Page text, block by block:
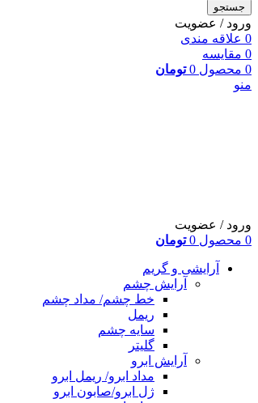
جستجو
ورود / عضویت
0 علاقه مندی
0 مقایسه
0 محصول 0 تومان
منو
ورود / عضویت
0 محصول 0 تومان
آرایشی و گریم
آرایش چشم
خط چشم/ مداد چشم
ریمل
سایه چشم
گلیتر
آرایش ابرو
مداد ابرو/ ریمل ابرو
ژل ابرو/صابون ابرو